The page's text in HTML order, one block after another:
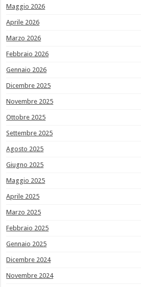
Maggio 2026
Aprile 2026
Marzo 2026
Febbraio 2026
Gennaio 2026
Dicembre 2025
Novembre 2025
Ottobre 2025
Settembre 2025
Agosto 2025
Giugno 2025
Maggio 2025
Aprile 2025
Marzo 2025
Febbraio 2025
Gennaio 2025
Dicembre 2024
Novembre 2024